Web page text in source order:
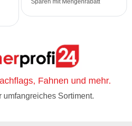
Sparen mit Mengenrabatt
Fahnen und mehr.
umfangreiches Sortiment.